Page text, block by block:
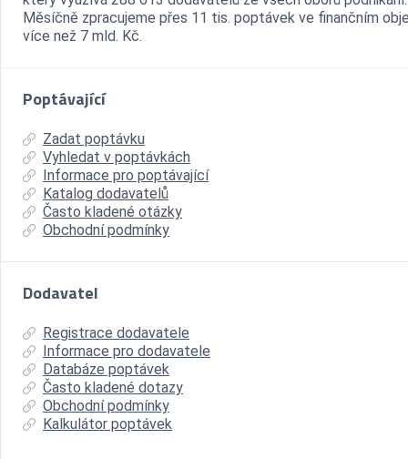
Měsíčně zpracujeme přes 11 tis. poptávek ve finančním
více než 7 mld. Kč.
Poptávající
Zadat poptávku
Vyhledat v poptávkách
Informace pro poptávající
Katalog dodavatelů
Často kladené otázky
Obchodní podmínky
Dodavatel
Registrace dodavatele
Informace pro dodavatele
Databáze poptávek
Často kladené dotazy
Obchodní podmínky
Kalkulátor poptávek